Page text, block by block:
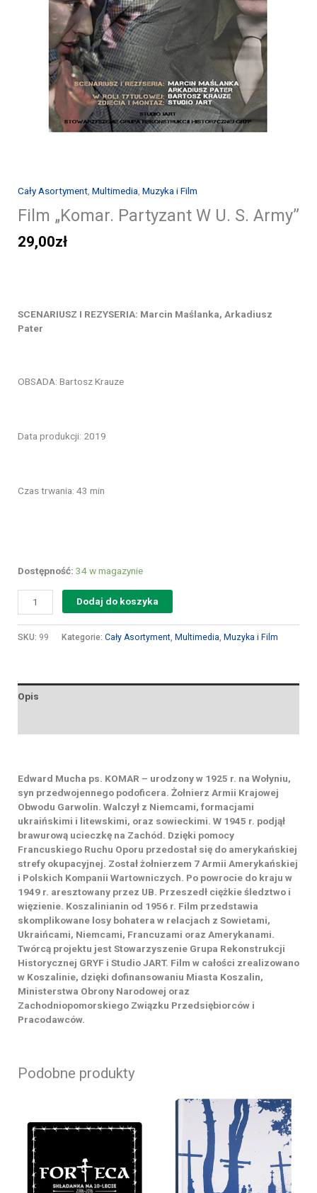
Cały Asortyment Multimedia Muzyka i Film
Film „Komar. Partyzant W U. S. Army”
29,00zł
SCENARIUSZ I REZYSERIA: Marcin Maślanka, Arkadiusz
Pater
OBSADA: Bartosz Krauze
Data produkcji: 2019
Czas trwania: 43 min
Dostępność: 34 w magazynie
Dodaj do koszyka
SKU: 99 Kategorie: Cały Asortyment Multimedia Muzyka i Film
Opis
Edward Mucha ps. KOMAR – urodzony w 1925 r. na Wołyniu,
syn przedwojennego podoficera. Żołnierz Armii Krajowej
Obwodu Garwolin. Walczył z Niemcami, formacjami
ukraińskimi i litewskimi, oraz sowieckimi. W 1945 r. podjął
brawurową ucieczkę na Zachód. Dzięki pomocy
Francuskiego Ruchu Oporu przedostał się do amerykańskiej
strefy okupacyjnej. Został żołnierzem 7 Armii Amerykańskiej
i Polskich Kompanii Wartowniczych. Po powrocie do kraju w
1949 r. aresztowany przez UB. Przeszedł ciężkie śledztwo i
więzienie. Koszalinianin od 1956 r. Film przedstawia
skomplikowane losy bohatera w relacjach z Sowietami,
Ukraińcami, Niemcami, Francuzami oraz Amerykanami.
Twórcą projektu jest Stowarzyszenie Grupa Rekonstrukcji
Historycznej GRYF i Studio JART. Film w całości zrealizowano
w Koszalinie, dzięki dofinansowaniu Miasta Koszalin,
Ministerstwa Obrony Narodowej oraz
Zachodniopomorskiego Związku Przedsiębiorców i
Pracodawców.
Podobne produkty